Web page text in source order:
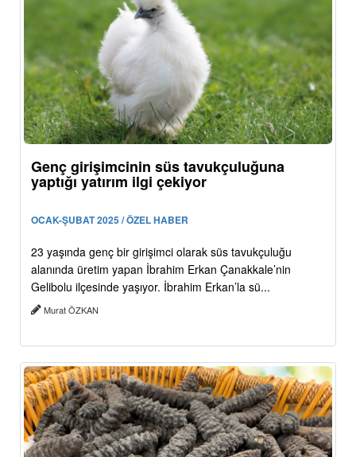
Genç girişimcinin süs tavukçuluğuna
yaptığı yatırım ilgi çekiyor
OCAK-ŞUBAT 2025 / ÖZEL HABER
23 yaşında genç bir girişimci olarak süs tavukçuluğu
alanında üretim yapan İbrahim Erkan Çanakkale’nin
Gelibolu ilçesinde yaşıyor. İbrahim Erkan’la sü...
Murat ÖZKAN